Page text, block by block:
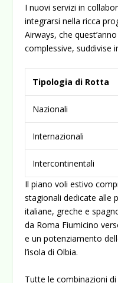
I nuovi servizi in
integrarsi nella ricca
Airways, che
complessive, suddivise
Tipologia di Rotta
Nazionali
Internazionali
Intercontinentali
Il piano voli estivo
stagionali dedicate alle
italiane, greche e
da Roma Fiumicino
e un potenziamento
l’isola di Olbia.
Tutte le combinazioni